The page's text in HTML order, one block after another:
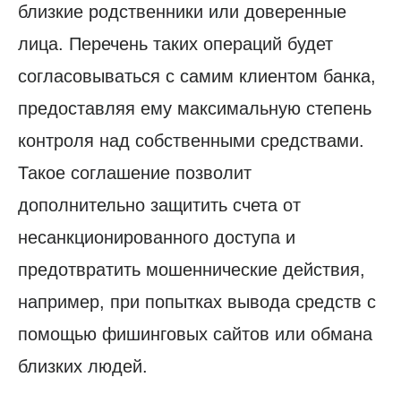
близкие родственники или доверенные
лица. Перечень таких операций будет
согласовываться с самим клиентом банка,
предоставляя ему максимальную степень
контроля над собственными средствами.
Такое соглашение позволит
дополнительно защитить счета от
несанкционированного доступа и
предотвратить мошеннические действия,
например, при попытках вывода средств с
помощью фишинговых сайтов или обмана
близких людей.